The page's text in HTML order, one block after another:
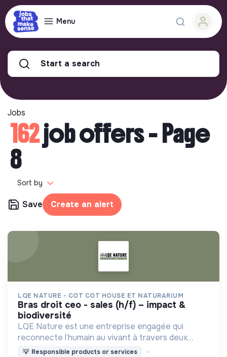
Menu
Start a search
Jobs
162job offers - Page
8
Sort by
Save Create an alert
LQE NATURE - COT COT HOUSE ET NATURARIUM
bras droit ceo - sales (h/f) – impact &
biodiversité
LQE Nature est une entreprise engagée qui
reconnecte l’humain au vivant à travers deux
marques complémentaires : Cot Cot House (b2c)
💡 Responsible products or services